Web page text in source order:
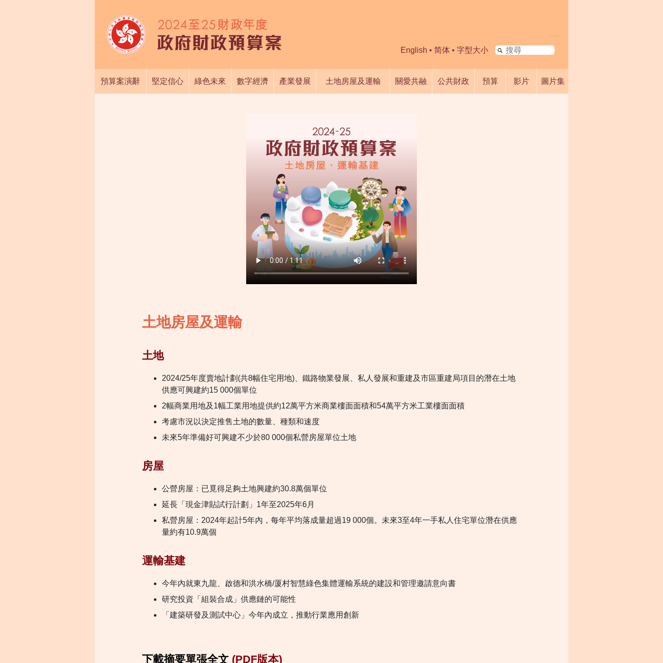
English • 简体 • 字型大小
搜
預算案演辭 堅定信心 綠色未來 數字經濟 產業發展 土地房屋及運輸 關愛共融 公共財政 預算 影片 圖片集
土地房屋及運輸
土地
2024/25年度賣地計劃(共8幅住宅用地)、鐵路物業發展、私人發展和重建及市區重建局項目的潛在土地
供應可興建約15 000個單位
2幅商業用地及1幅工業用地提供約12萬平方米商業樓面面積和54萬平方米工業樓面面積
考慮市況以決定推售土地的數量、種類和速度
未來5年準備好可興建不少於80 000個私營房屋單位土地
房屋
公營房屋：已覓得足夠土地興建約30.8萬個單位
延長「現金津貼試行計劃」1年至2025年6月
私營房屋：2024年起計5年內，每年平均落成量超過19 000個。未來3至4年一手私人住宅單位潛在供應
量約有10.9萬個
運輸基建
今年內就東九龍、啟德和洪水橋/厦村智慧綠色集體運輸系統的建設和管理邀請意向書
研究投資「組裝合成」供應鏈的可能性
「建築研發及測試中心」今年內成立，推動行業應用創新
下載摘要單張全文 (PDF版本)